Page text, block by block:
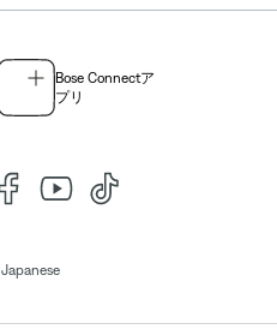
Bose Connectア
プリ
Japanese